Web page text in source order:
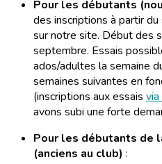
Pour les débutants
des inscriptions à partir
sur notre site. Début des
septembre. Essais
ados/adultes la semaine
semaines suivantes en
(inscriptions aux essais
avons subi une forte
Pour les débutants de
(anciens au club) :